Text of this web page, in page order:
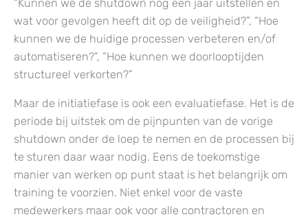
“Kunnen we de shutdown nog een jaar uitstellen en
wat voor gevolgen heeft dit op de veiligheid?”, “Hoe
kunnen we de huidige processen verbeteren en/of
automatiseren?”, “Hoe kunnen we doorlooptijden
structureel verkorten?”
Maar de initiatiefase is ook een evaluatiefase. Het is de
periode bij uitstek om de pijnpunten van de vorige
shutdown onder de loep te nemen en de processen bij
te sturen daar waar nodig. Eens de toekomstige
manier van werken op punt staat is het belangrijk om
training te voorzien. Niet enkel voor de vaste
medewerkers maar ook voor alle contractoren en